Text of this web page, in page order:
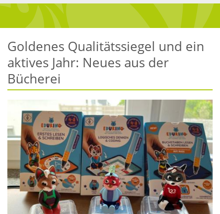
Goldenes Qualitätssiegel und ein
aktives Jahr: Neues aus der
Bücherei